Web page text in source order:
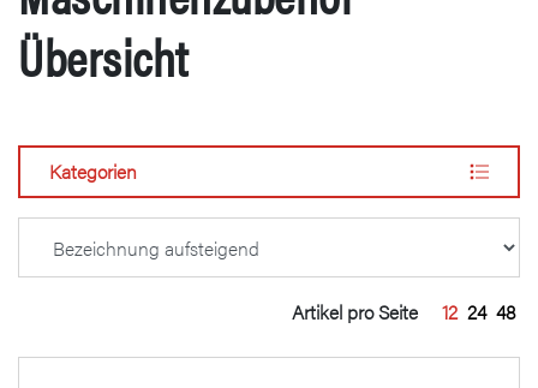
Übersicht
Kategorien
Artikel pro Seite 12 24 48